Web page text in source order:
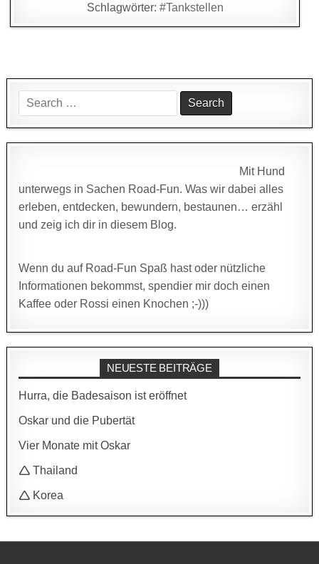
Schlagwörter: #Tankstellen
Search
for:
Mit Hund
unterwegs in Sachen Road-Fun. Was wir dabei alles
erleben, entdecken, bewundern, bestaunen… erzähl
und zeig ich dir in diesem Blog.
Wenn du auf Road-Fun Spaß hast oder nützliche
Informationen bekommst, spendier mir doch einen
Kaffee oder Rossi einen Knochen ;-)))
NEUESTE BEITRÄGE
Hurra, die Badesaison ist eröffnet
Oskar und die Pubertät
Vier Monate mit Oskar
🛆 Thailand
🛆 Korea